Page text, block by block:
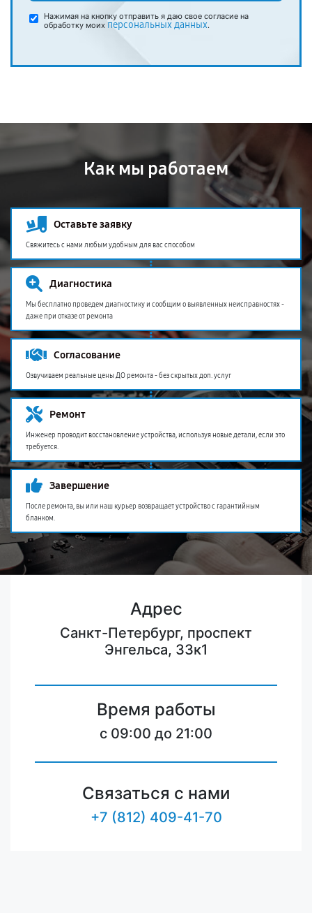
Нажимая на кнопку отправить я даю свое согласие на
обработку моих персональных данных.
Как мы работаем
Оставьте заявку
Свяжитесь с нами любым удобным для вас способом
Диагностика
Мы бесплатно проведем диагностику и сообщим о выявленных неисправностях -
даже при отказе от ремонта
Согласование
Озвучиваем реальные цены ДО ремонта - без скрытых доп. услуг
Ремонт
Инженер проводит восстановление устройства, используя новые детали, если это
требуется.
Завершение
После ремонта, вы или наш курьер возвращает устройство с гарантийным
бланком.
Адрес
Санкт-Петербург, проспект
Энгельса, 33к1
Время работы
c 09:00 до 21:00
Связаться с нами
+7 (812) 409-41-70